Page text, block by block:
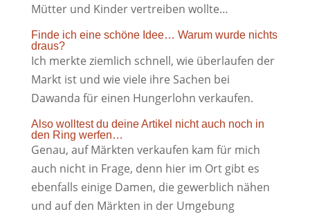
Mütter und Kinder vertreiben wollte…
Finde ich eine schöne Idee… Warum wurde nichts
draus?
Ich merkte ziemlich schnell, wie überlaufen der
Markt ist und wie viele ihre Sachen bei
Dawanda für einen Hungerlohn verkaufen.
Also wolltest du deine Artikel nicht auch noch in
den Ring werfen…
Genau, auf Märkten verkaufen kam für mich
auch nicht in Frage, denn hier im Ort gibt es
ebenfalls einige Damen, die gewerblich nähen
und auf den Märkten in der Umgebung